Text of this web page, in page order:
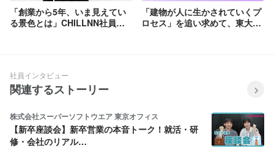
「創業から5年、いま見えてい
る景色とは」CHILLNN社員イ
「建物が人に生かされていくプ
ロセス」を追い求めて、東大建
社員インタビュー
関連するストーリー
株式会社スーパーソフトウエア 東京オフィス
【新卒座談会】新卒営業の本音トーク！就活・研
修・会社のリアル…